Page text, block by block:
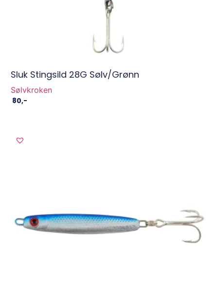
Sluk Stingsild 28G Sølv/Grønn
Sølvkroken
80,-